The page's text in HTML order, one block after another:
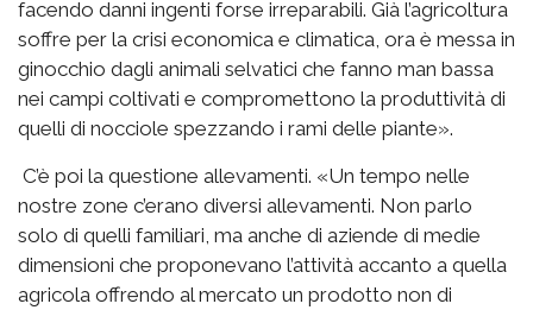
facendo danni ingenti forse irreparabili. Già l’agricoltura
soffre per la crisi economica e climatica, ora è messa in
ginocchio dagli animali selvatici che fanno man bassa
nei campi coltivati e compromettono la produttività di
quelli di nocciole spezzando i rami delle piante».
C’è poi la questione allevamenti. «Un tempo nelle
nostre zone c’erano diversi allevamenti. Non parlo
solo di quelli familiari, ma anche di aziende di medie
dimensioni che proponevano l’attività accanto a quella
agricola offrendo al mercato un prodotto non di